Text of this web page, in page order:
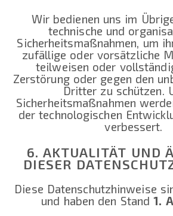
Wir bedienen uns im
technische und
Sicherheitsmaßnahmen, um
zufällige oder vorsätzliche
teilweisen oder
Zerstörung oder gegen den
Dritter zu schützen.
Sicherheitsmaßnahmen
der technologischen
verbessert.
6. AKTUALITÄT UND
DIESER
Diese Datenschutzhinweise
und haben den Stand1.